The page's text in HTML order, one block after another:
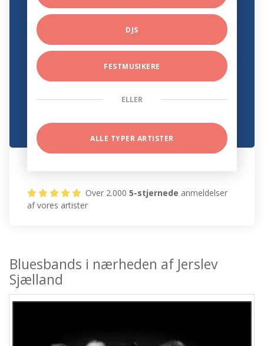
DJS
FESTMUSIKERE
ELLER
ALLE TYPER ARTISTER
Over 2.0005-stjernede anmeldelser
af vores artister
Bluesbands i nærheden af Jerslev
Sjælland